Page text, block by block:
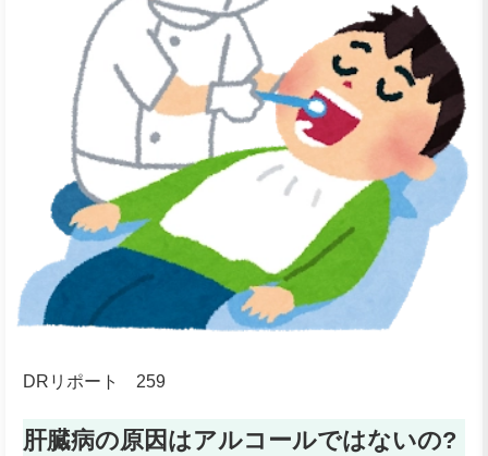
DRリポート 259
肝臓病の原因はアルコールではないの?